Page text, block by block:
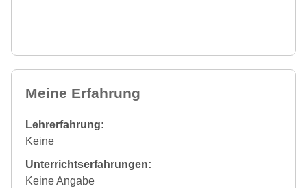
Meine Erfahrung
Lehrerfahrung:
Keine
Unterrichtserfahrungen:
Keine Angabe